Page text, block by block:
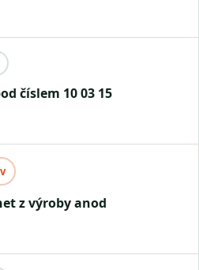
číslem 10 03 15
z výroby anod